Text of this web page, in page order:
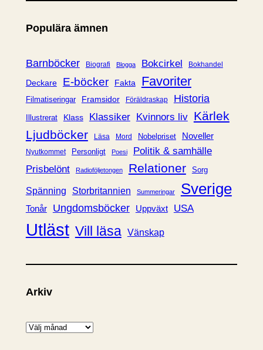
g
r
Populära ämnen
Barnböcker Biografi Blogga Bokcirkel Bokhandel
Deckare E-böcker Fakta Favoriter
Filmatiseringar Framsidor Föräldraskap Historia
Illustrerat Klass Klassiker Kvinnors liv Kärlek
Ljudböcker
Läsa Mord Nobelpriset Noveller
Nyutkommet Personligt Poesi
Politik & samhälle
Prisbelönt
Radioföljetongen Relationer Sorg
Spänning Storbritannien Summeringar Sverige
Tonår Ungdomsböcker Uppväxt USA
Utläst Vill läsa Vänskap
Arkiv
A